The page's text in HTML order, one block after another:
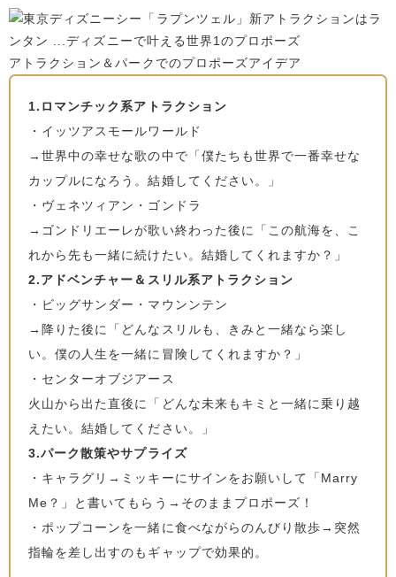
アトラクション＆パークでのプロポーズアイデア
1.ロマンチック系アトラクション
・イッツアスモールワールド
→世界中の幸せな歌の中で「僕たちも世界で一番幸せな
カップルになろう。結婚してください。」
・ヴェネツィアン・ゴンドラ
→ゴンドリエーレが歌い終わった後に「この航海を、こ
れから先も一緒に続けたい。結婚してくれますか？」
2.アドベンチャー＆スリル系アトラクション
・ビッグサンダー・マウンンテン
→降りた後に「どんなスリルも、きみと一緒なら楽し
い。僕の人生を一緒に冒険してくれますか？」
・センターオブジアース
火山から出た直後に「どんな未来もキミと一緒に乗り越
えたい。結婚してください。」
3.パーク散策やサプライズ
・キャラグリ→ミッキーにサインをお願いして「Marry
Me？」と書いてもらう→そのままプロポーズ！
・ポップコーンを一緒に食べながらのんびり散歩→突然
指輪を差し出すのもギャップで効果的。